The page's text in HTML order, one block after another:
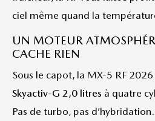
ciel même quand la
UN MOTEUR
CACHE RIEN
Sous le capot, la MX-5 RF
Skyactiv-G 2,0 litres à quatre
Pas de turbo, pas